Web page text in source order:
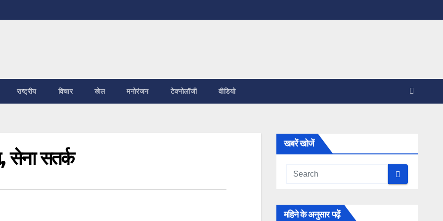
राष्ट्रीय विचार खेल मनोरंजन टेक्नोलॉजी वीडियो
सेना सतर्क
खबरें खोजें
महिने के अनुसार पढ़ें